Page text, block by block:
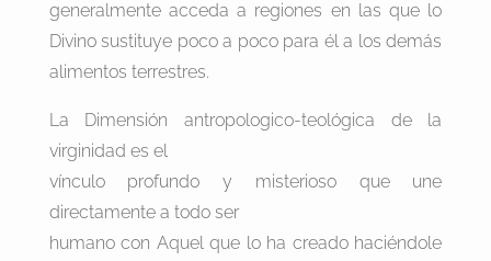
generalmente acceda a regiones en las que lo
Divino sustituye poco a poco para él a los demás
alimentos terrestres.
La Dimensión antropologico-teológica de la
virginidad es el
vínculo profundo y misterioso que une
directamente a todo ser
humano con Aquel que lo ha creado haciéndole